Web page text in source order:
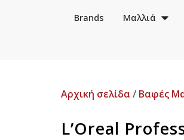
Brands Μαλλιά
Αρχική σελίδα / Βαφές
L’Oreal